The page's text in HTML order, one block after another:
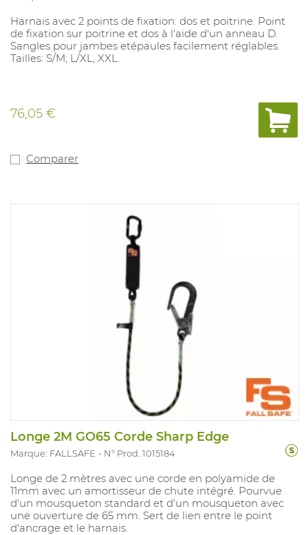
Harnais avec 2 points de fixation: dos et poitrine. Point
de fixation sur poitrine et dos à l'aide d'un anneau D.
Sangles pour jambes etépaules facilement réglables.
Tailles: S/M; L/XL, XXL.
76,05 €
Comparer
Longe 2M GO65 Corde Sharp Edge
Marque: FALLSAFE N° Prod. 1015184
Longe de 2 mètres avec une corde en polyamide de
11mm avec un amortisseur de chute intégré. Pourvue
d'un mousqueton standard et d'un mousqueton avec
une ouverture de 65 mm. Sert de lien entre le point
d'ancrage et le harnais.